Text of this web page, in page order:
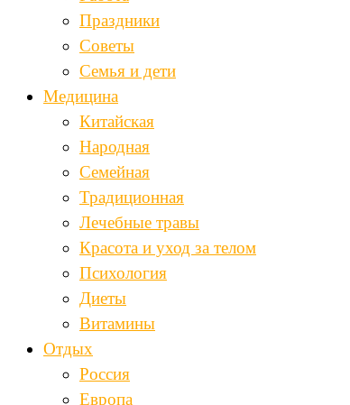
Праздники
Советы
Семья и дети
Медицина
Китайская
Народная
Семейная
Традиционная
Лечебные травы
Красота и уход за телом
Психология
Диеты
Витамины
Отдых
Россия
Европа